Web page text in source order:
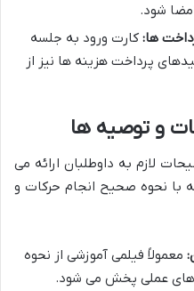
شود.
ها: کارت ورود به جلسه
پرداخت هزینه ها نیز از
و توصیه ها
لازم به داوطلبان ارائه می
با نحوه صحیح انجام حرکات و
معمولاً فیلمی آموزشی از نحوه
عملی پخش می شود.